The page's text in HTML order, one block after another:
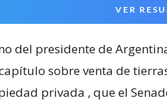
VER
del presidente de
sobre venta de
privada , que el